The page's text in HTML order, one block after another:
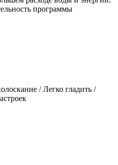
программы
/ Легко гладить /